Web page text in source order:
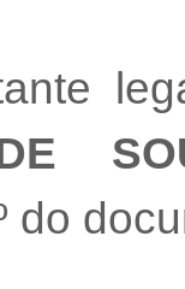
do